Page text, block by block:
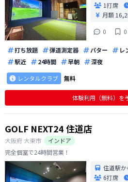
1打席
月額
0
0
打ち放題 弾道測定器 パター レ
駅近
24時間 早朝
深夜
レンタルクラブ
無料
体験利用（無料）を
GOLF NEXT24 住道店
大阪府 大東市
インドア
完全個室で24時間営業！
住道駅
6打席